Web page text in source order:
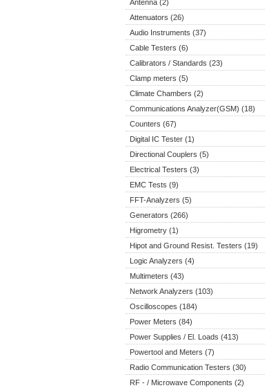
Antenna (2)
Attenuators (26)
Audio Instruments (37)
Cable Testers (6)
Calibrators / Standards (23)
Clamp meters (5)
Climate Chambers (2)
Communications Analyzer(GSM) (18)
Counters (67)
Digital IC Tester (1)
Directional Couplers (5)
Electrical Testers (3)
EMC Tests (9)
FFT-Analyzers (5)
Generators (266)
Higrometry (1)
Hipot and Ground Resist. Testers (19)
Logic Analyzers (4)
Multimeters (43)
Network Analyzers (103)
Oscilloscopes (184)
Power Meters (84)
Power Supplies / El. Loads (413)
Powertool and Meters (7)
Radio Communication Testers (30)
RF - / Microwave Components (2)